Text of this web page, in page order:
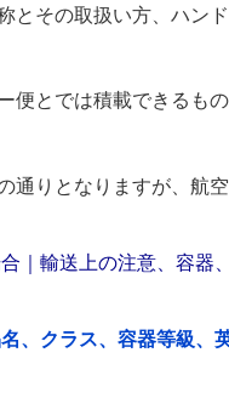
とその取扱い方、ハン
便とでは積載できるも
通りとなりますが、航
｜輸送上の注意、容器
、クラス、容器等級、